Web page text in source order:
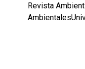
Revista